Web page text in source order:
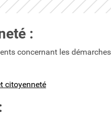
:
concernant les
citoyenneté